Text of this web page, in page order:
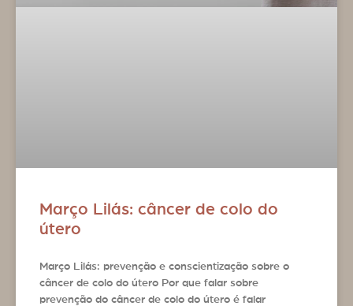
Março Lilás: câncer de colo do
útero
Março Lilás: prevenção e conscientização sobre o
câncer de colo do útero Por que falar sobre
prevenção do câncer de colo do útero é falar